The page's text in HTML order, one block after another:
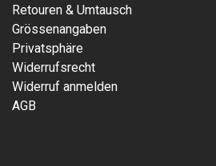
Retouren & Umtausch
Grössenangaben
Privatsphäre
Widerrufsrecht
Widerruf anmelden
AGB